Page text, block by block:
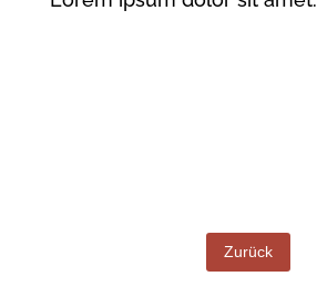
Zurück